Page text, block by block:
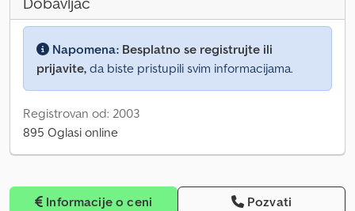
Napomena: Besplatno se registrujte ili
prijavite, da biste pristupili svim informacijama.
Registrovan od: 2003
895 Oglasi online
Informacije o ceni Pozvati